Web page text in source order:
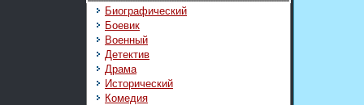
Биографический
Боевик
Военный
Детектив
Драма
Исторический
Комедия